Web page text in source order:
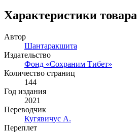
Характеристики товара
Автор
Шантаракшита
Издательство
Фонд «Сохраним Тибет»
Количество страниц
144
Год издания
2021
Переводчик
Кугявичус А.
Переплет